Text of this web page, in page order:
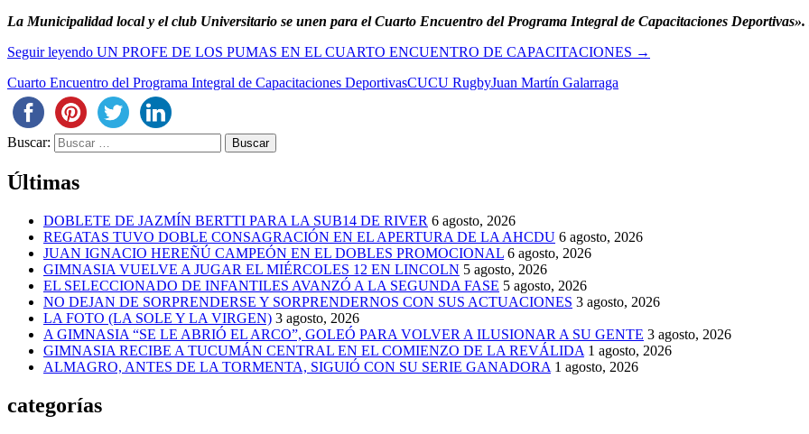
La Municipalidad local y el club Universitario se unen para el Cuarto Encuentro del Programa Integral de Capacitaciones
Seguir leyendo UN PROFE DE LOS PUMAS EN EL CUARTO ENCUENTRO DE CAPACITACIONES →
Cuarto Encuentro del Programa Integral de Capacitaciones DeportivasCUCU RugbyJuan Martín Galarraga
Buscar:
Últimas
DOBLETE DE JAZMÍN BERTTI PARA LA SUB14 DE RIVER 6 agosto, 2026
REGATAS TUVO DOBLE CONSAGRACIÓN EN EL APERTURA DE LA AHCDU 6 agosto, 2026
JUAN IGNACIO HEREÑÚ CAMPEÓN EN EL DOBLES PROMOCIONAL 6 agosto, 2026
GIMNASIA VUELVE A JUGAR EL MIÉRCOLES 12 EN LINCOLN 5 agosto, 2026
EL SELECCIONADO DE INFANTILES AVANZÓ A LA SEGUNDA FASE 5 agosto, 2026
NO DEJAN DE SORPRENDERSE Y SORPRENDERNOS CON SUS ACTUACIONES 3 agosto, 2026
LA FOTO (LA SOLE Y LA VIRGEN) 3 agosto, 2026
A GIMNASIA “SE LE ABRIÓ EL ARCO”, GOLEÓ PARA VOLVER A ILUSIONAR A SU GENTE 3 agosto, 2026
GIMNASIA RECIBE A TUCUMÁN CENTRAL EN EL COMIENZO DE LA REVÁLIDA 1 agosto, 2026
ALMAGRO, ANTES DE LA TORMENTA, SIGUIÓ CON SU SERIE GANADORA 1 agosto, 2026
categorías